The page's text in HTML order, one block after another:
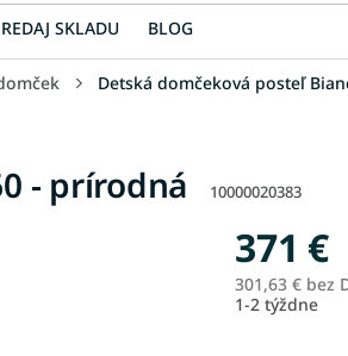
SKLADU BLOG
Detská domčeková posteľ
- prírodná 10000020383
371 €
301,63 € bez
1-2 týždne